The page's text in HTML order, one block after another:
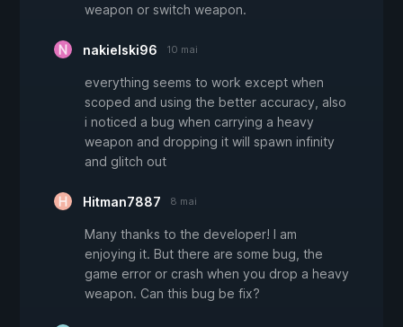
weapon or switch weapon.
nakielski96 10 mai
everything seems to work except when
scoped and using the better accuracy, also
i noticed a bug when carrying a heavy
weapon and dropping it will spawn infinity
and glitch out
Hitman7887 8 mai
Many thanks to the developer! I am
enjoying it. But there are some bug, the
game error or crash when you drop a heavy
weapon. Can this bug be fix?